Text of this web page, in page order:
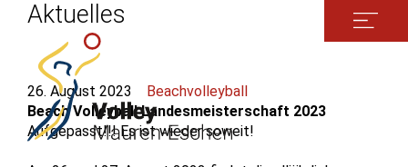
Aktuelles
26. August 2023 Beachvolleyball
Beach Volleyball Landesmeisterschaft 2023
Aufgepasst!!! Es ist wieder soweit!